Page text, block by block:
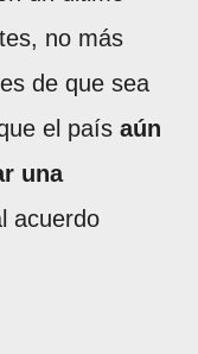
no más
de que sea
el país aún
una
acuerdo